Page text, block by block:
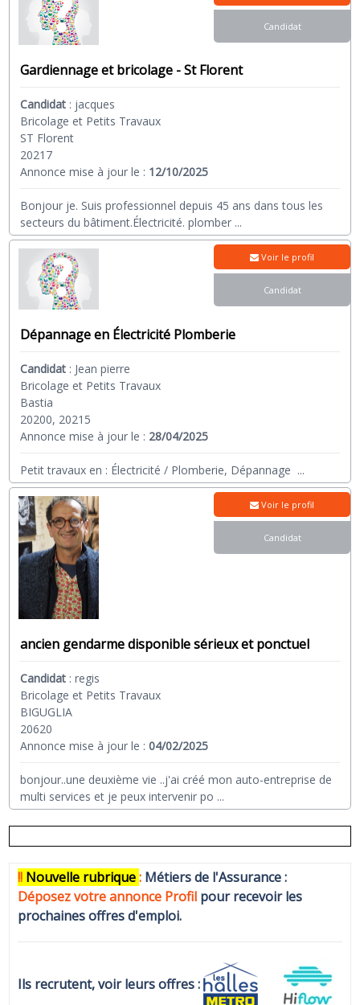
Gardiennage et bricolage - St Florent
Candidat : jacques
Bricolage et Petits Travaux
ST Florent
20217
Annonce mise à jour le : 12/10/2025
Bonjour je. Suis professionnel depuis 45 ans dans tous les
secteurs du bâtiment.Électricité. plomber ...
Candidat
Dépannage en Électricité Plomberie
Candidat : Jean pierre
Bricolage et Petits Travaux
Bastia
20200, 20215
Annonce mise à jour le : 28/04/2025
Petit travaux en : Électricité / Plomberie, Dépannage ...
Voir le profil
Candidat
ancien gendarme disponible sérieux et ponctuel
Candidat :regis
Bricolage et Petits Travaux
BIGUGLIA
20620
Annonce mise à jour le :04/02/2025
bonjour..une deuxième vie ..j'ai créé mon auto-entreprise de
multi services et je peux intervenir po ...
Voir le profil
Candidat
!! Nouvelle rubrique: Métiers de l'Assurance :
Déposez votre annonce Profil pour recevoir les
prochaines offres d'emploi.
Ils recrutent, voir leurs offres :